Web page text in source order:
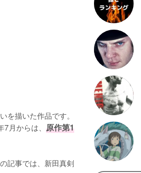
描いた作品です。
月からは、 原作第1
記事では、新田真剣